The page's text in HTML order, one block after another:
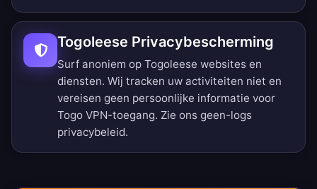
Togoleese Privacybescherming
Surf anoniem op Togoleese websites en
diensten. Wij tracken uw activiteiten niet en
vereisen geen persoonlijke informatie voor
Togo VPN-toegang. Zie ons geen-logs
privacybeleid.